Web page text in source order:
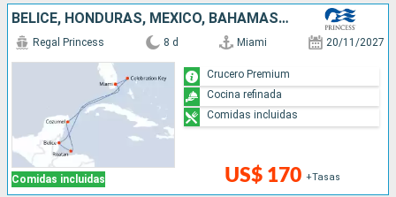
cestas de picnic con botellas de vino o de champagne.
La exclusiva experiencia del bienestar al bordo
BELICE, HONDURAS, MÉXICO, BAHAMAS, ESTADOS UNIDOS
Comidas incluidas
Regal Princess 8 d Miami 20/11/2027
US$ 170 +Tasas
Crucero Premium
Cocina refinada
Comidas incluidas